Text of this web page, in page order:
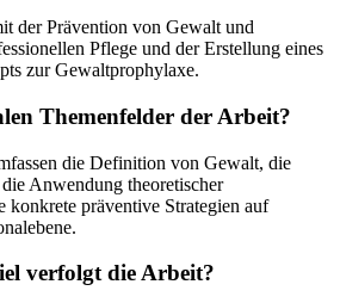
der Prävention von Gewalt und
Pflege und der Erstellung eines
zur Gewaltprophylaxe.
Themenfelder der Arbeit?
die Definition von Gewalt, die
Anwendung theoretischer
konkrete präventive Strategien auf
verfolgt die Arbeit?